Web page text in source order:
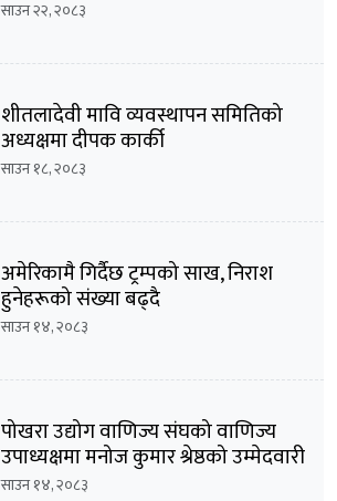
साउन २२, २०८३
शीतलादेवी मावि व्यवस्थापन समितिको
अध्यक्षमा दीपक कार्की
साउन १८, २०८३
अमेरिकामै गिर्दैछ ट्रम्पको साख, निराश
हुनेहरूको संख्या बढ्दै
साउन १४, २०८३
पोखरा उद्योग वाणिज्य संघको वाणिज्य
उपाध्यक्षमा मनोज कुमार श्रेष्ठको उम्मेदवारी
घोषणा
साउन १४, २०८३